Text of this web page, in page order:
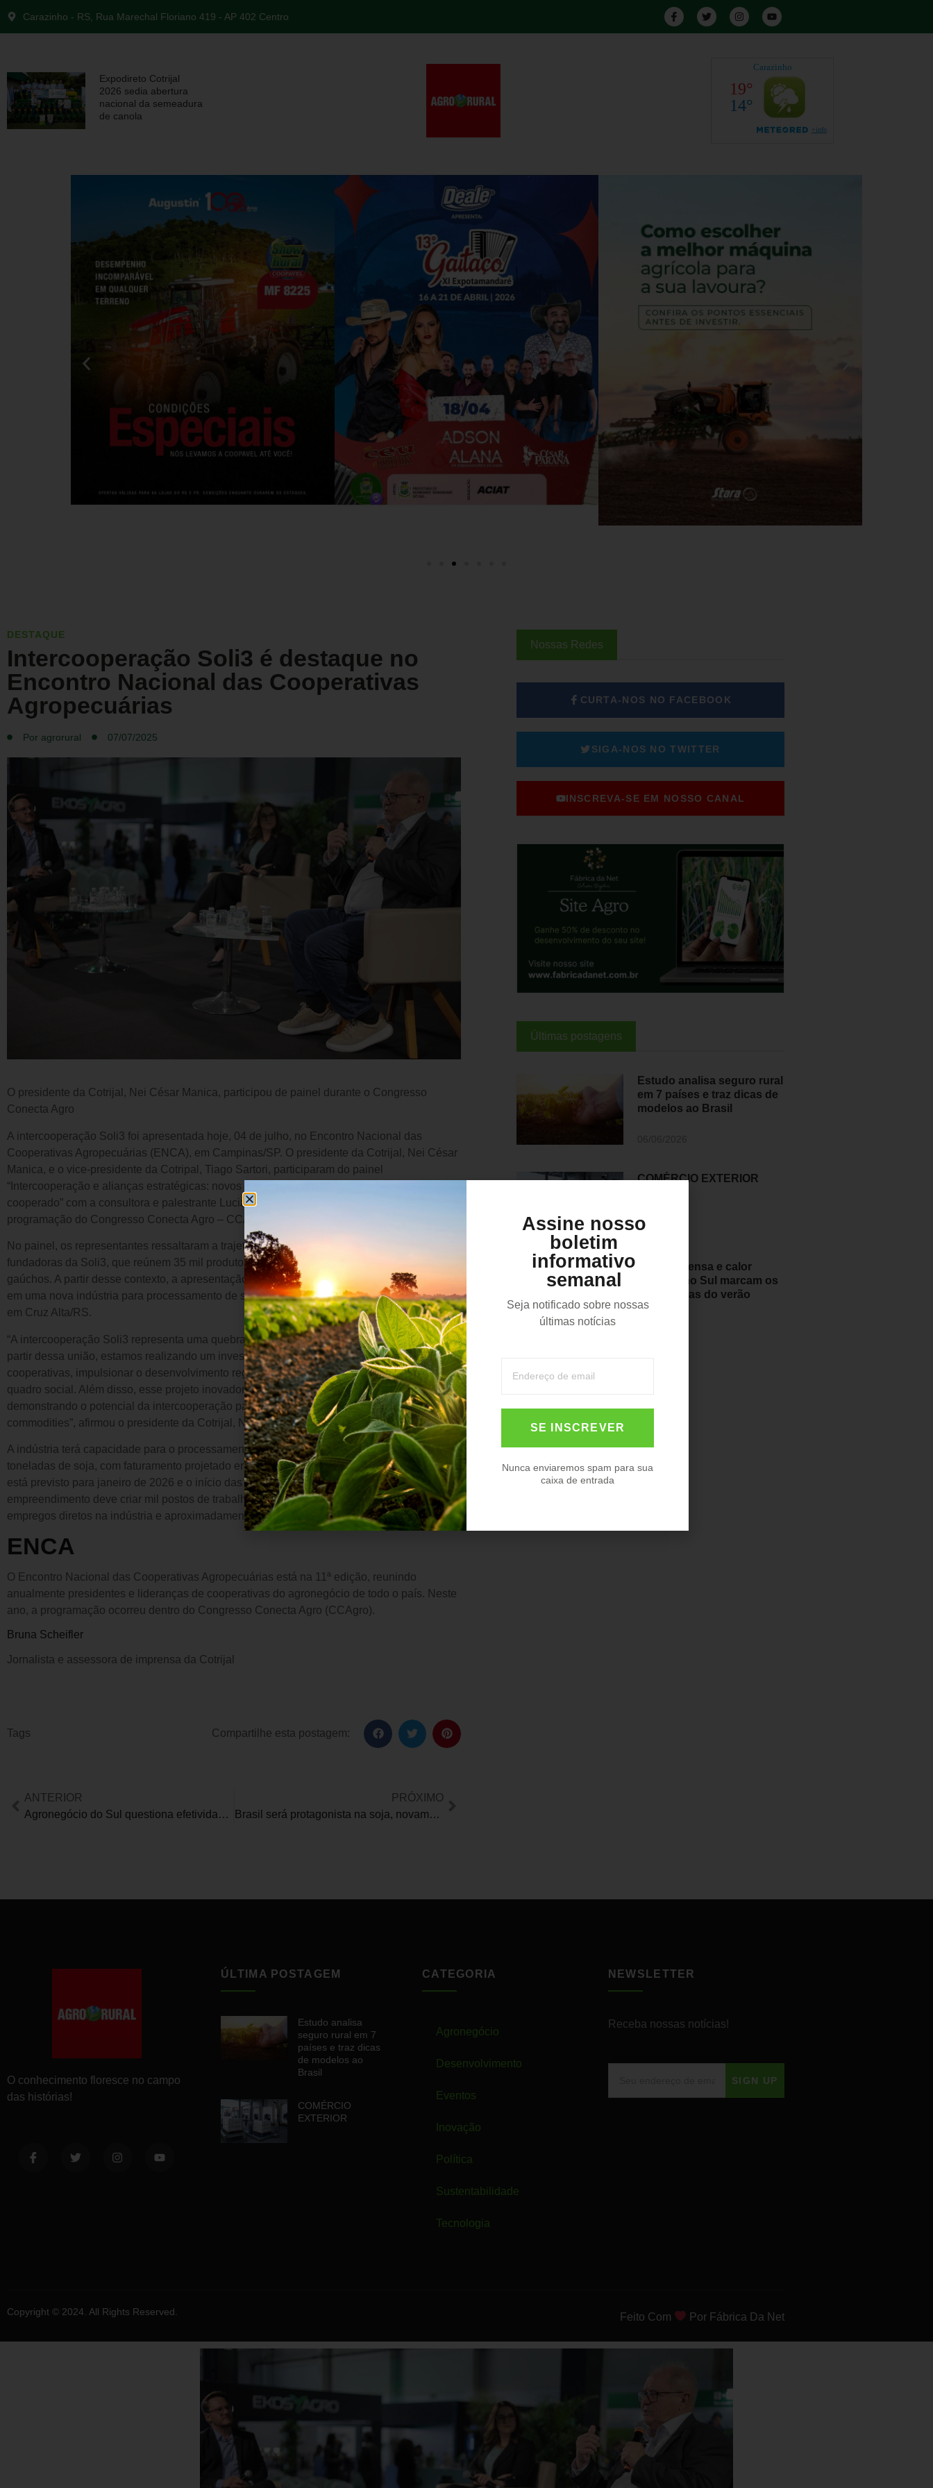
Carazinho - RS, Rua Marechal Floriano 419 - AP 402 Centro
Expodireto Cotrijal
2026 sedia abertura
nacional da semeadura
de canola
DESTAQUE
Intercooperação Soli3 é destaque no
Encontro Nacional das Cooperativas
Agropecuárias
Por agrorural 07/07/2025
O presidente da Cotrijal, Nei César Manica, participou de painel durante o Congresso
Conecta Agro
A intercooperação Soli3 foi apresentada hoje, 04 de julho, no Encontro Nacional das
Cooperativas Agropecuárias (ENCA), em Campinas/SP. O presidente da Cotrijal, Nei César
Manica, e o vice-presidente da Cotripal, Tiago Sartori, participaram do painel
“Intercooperação e alianças estratégicas: novos modelos de negócios e valor para o
cooperado” com a consultora e palestrante Luciane de Medeiros. O evento faz parte da
programação do Congresso Conecta Agro – CCAgro, promovido pelo Grupo Conecta.
No painel, os representantes ressaltaram a trajetória e abrangência das cooperativas
fundadoras da Soli3, que reúnem 35 mil produtores e têm atuação em cem municípios
gaúchos. A partir desse contexto, a apresentação destacou o investimento de R$1,25 bilhão
em uma nova indústria para processamento de soja, com planta para produção de biodiesel,
em Cruz Alta/RS.
“A intercooperação Soli3 representa uma quebra de paradigmas no Rio Grande do Sul. A
partir dessa união, estamos realizando um investimento robusto que irá fortalecer as
cooperativas, impulsionar o desenvolvimento regional e agregar valor à produção do nosso
quadro social. Além disso, esse projeto inovador é uma virada de chave em nível estadual,
demonstrando o potencial da intercooperação para a industrialização na cadeia de
commodities”, afirmou o presidente da Cotrijal, Nei César Manica.
A indústria terá capacidade para o processamento anual de aproximadamente 1 milhão de
toneladas de soja, com faturamento projetado em R$2,2 bilhões por ano. O início das obras
está previsto para janeiro de 2026 e o início das operações para janeiro de 2028. O
empreendimento deve criar mil postos de trabalho durante a fase de construção, 150
empregos diretos na indústria e aproximadamente 500 empregos indiretos.
ENCA
O Encontro Nacional das Cooperativas Agropecuárias está na 11ª edição, reunindo
anualmente presidentes e lideranças de cooperativas do agronegócio de todo o país. Neste
ano, a programação ocorreu dentro do Congresso Conecta Agro (CCAgro).
Bruna Scheifler
Jornalista e assessora de imprensa da Cotrijal
Tags Compartilhe esta postagem:
ANTERIOR
Agronegócio do Sul questiona efetividade do Plano Safra 2025/26
PRÓXIMO
Brasil será protagonista na soja, novamente
Nossas Redes
CURTA-NOS NO FACEBOOK
SIGA-NOS NO TWITTER
INSCREVA-SE EM NOSSO CANAL
Últimas postagens
Estudo analisa seguro rural
em 7 países e traz dicas de
modelos ao Brasil
COMÉRCIO EXTERIOR
Chuva intensa e calor
extremo no Sul marcam os
últimos dias do verão
O conhecimento floresce no campo
das histórias!
ÚLTIMA POSTAGEM
Estudo analisa
seguro rural em 7
países e traz dicas
de modelos ao
Brasil
COMÉRCIO
EXTERIOR
CATEGORIA
Agronegócio
Desenvolvimento
Eventos
Inovação
Política
Sustentabilidade
Tecnologia
NEWSLETTER
Receba nossas notícias!
SIGN UP
Copyright © 2024. All Rights Reserved. Feito Com Por Fábrica Da Net
Assine nosso
boletim
informativo
semanal
Seja notificado sobre nossas
últimas notícias
SE INSCREVER
Nunca enviaremos spam para sua
caixa de entrada